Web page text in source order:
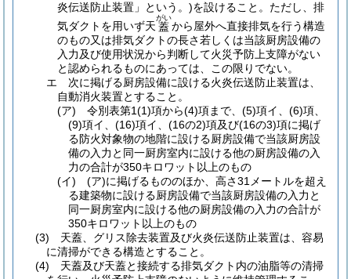
炎伝送防止装置」という。)を設けること。 ただし、排
気ダクトを用いず天 蓋
がい
から屋外へ直接排気を行う構造
のもの又は排気ダクトの長さ若しくは当該厨房設備の
入力及び使用状況から判断して火災予防上支障がない
と認められるものにあっては、この限りでない。
エ
次に掲げる厨房設備に設ける火炎伝送防止装置は、
自動消火装置とすること。
(ア)
令別表第1(1)項から(4)項まで、(5)項イ、(6)項、
(9)項イ、(16)項イ、(16の2)項及び(16の3)項に掲げ
る防火対象物の地階に設ける厨房設備で当該厨房設
備の入力と同一厨房室内に設ける他の厨房設備の入
力の合計が350キロワット以上のもの
(イ)
(ア)に掲げるもののほか、高さ31メートルを超え
る建築物に設ける厨房設備で当該厨房設備の入力と
同一厨房室内に設ける他の厨房設備の入力の合計が
350キロワット以上のもの
(3)
天蓋、グリス除去装置及び火炎伝送防止装置は、容易
に清掃ができる構造とすること。
(4)
天蓋及び天蓋と接続する排気ダクト内の油脂等の清掃